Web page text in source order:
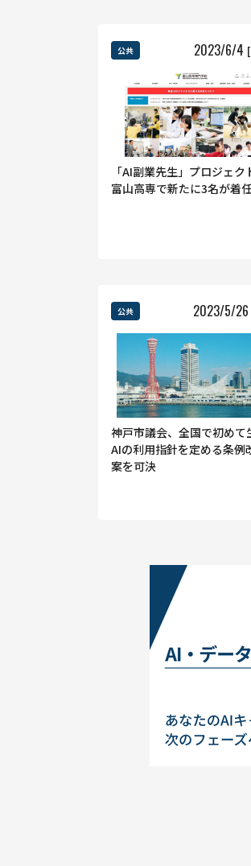
公共 2023/6/4
「AI副業先生」プロジェク
富山高専で新たに3名が着
公共 2023/5/26
神戸市議会、全国で初めて
AIの利用指針を定める条例
案を可決